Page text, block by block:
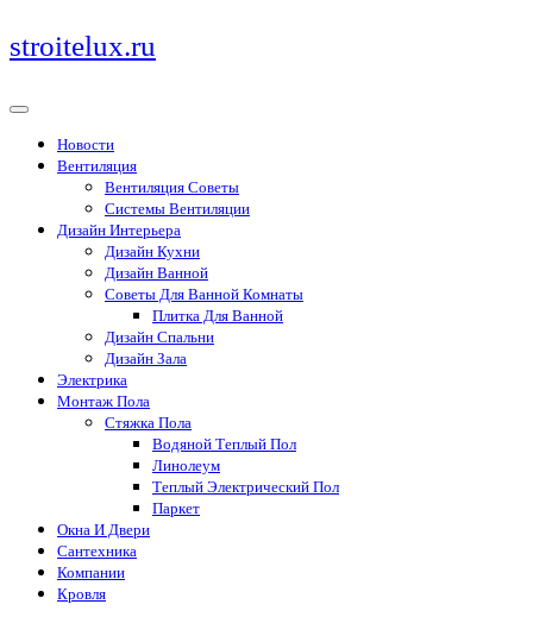
Перейти
к
stroitelux.ru
Новости
Вентиляция
Вентиляция Советы
Системы Вентиляции
Дизайн Интерьера
Дизайн Кухни
Дизайн Ванной
Советы Для Ванной Комнаты
Плитка Для Ванной
Дизайн Спальни
Дизайн Зала
Электрика
Монтаж Пола
Стяжка Пола
Водяной Теплый Пол
Линолеум
Теплый Электрический Пол
Паркет
Окна И Двери
Сантехника
Компании
Кровля